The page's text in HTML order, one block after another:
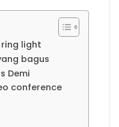
light
bagus
Demi
conference